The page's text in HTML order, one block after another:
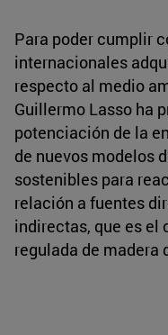
Para poder cumplir
internacionales
respecto al medio
Guillermo Lasso ha
potenciación de la
de nuevos modelos
sostenibles para
relación a fuentes
indirectas, que es el
regulada de madera